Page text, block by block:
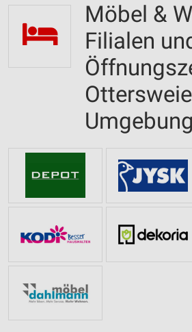
Möbel &
Filialen
Umgebung